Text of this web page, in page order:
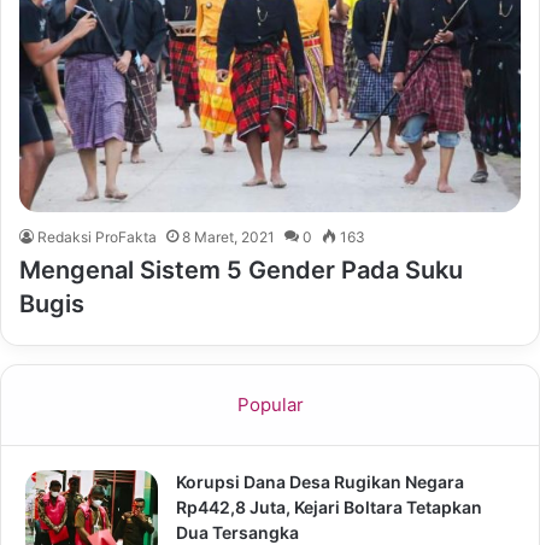
Redaksi ProFakta 8 Maret, 2021 0 163
Mengenal Sistem 5 Gender Pada Suku
Bugis
Popular
Korupsi Dana Desa Rugikan Negara
Rp442,8 Juta, Kejari Boltara Tetapkan
Dua Tersangka